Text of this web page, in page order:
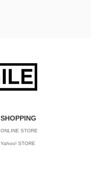
SHOPPING
ONLINE STORE
Yahoo! STORE